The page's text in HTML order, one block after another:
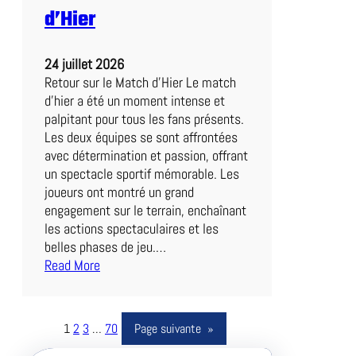
r
g
e
n
B
u
n
d
e
s
l
i
d’Hier
24 juillet 2026
Retour sur le Match d’Hier Le match
d’hier a été un moment intense et
palpitant pour tous les fans présents.
Les deux équipes se sont affrontées
avec détermination et passion, offrant
un spectacle sportif mémorable. Les
joueurs ont montré un grand
engagement sur le terrain, enchaînant
les actions spectaculaires et les
belles phases de jeu.…
Read More
t
12 3 … 70 Page suivante »